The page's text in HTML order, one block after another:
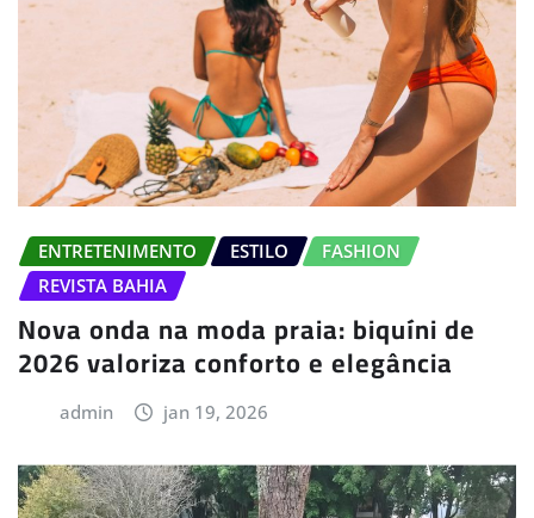
ENTRETENIMENTO ESTILO
FASHION
REVISTA BAHIA
Nova onda na moda praia: biquíni de
2026 valoriza conforto e elegância
admin jan 19, 2026